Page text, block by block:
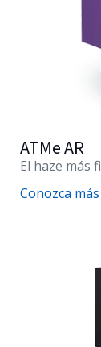
ATMe AR
El haze más
Conozca más